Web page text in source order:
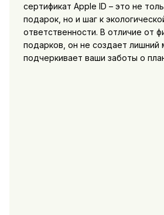
сертификат Apple ID – это не
подарок, но и шаг к
ответственности. В отличие от
подарков, он не создает лишний
подчеркивает ваши заботы о